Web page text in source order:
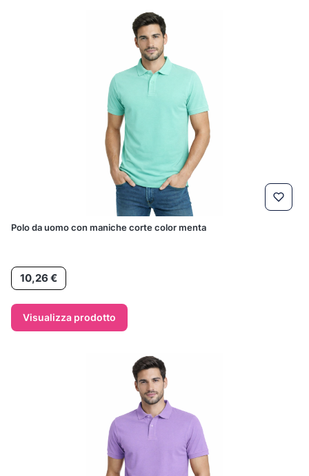
Polo da uomo con maniche corte color menta
Prezzo
10,26 €
Visualizza prodotto